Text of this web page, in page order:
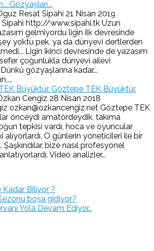
Gözyaşları...
Resat Sipahi 21 Nisan 2019
http://www.sipahi.tk Uzun
gelmiyordu ligin ilk devresinde
yoktu pek, ya da dünyevi dertlerden
Ligin ikinci devresinde de yazasım
çoğunlukla dünyevi ailevi
gözyaşlarına kadar...
Göztepe TEK Büyüktür.
Cengiz 28 Nisan 2018
ozkan@ozkancengiz.net Göztepe TEK
önceydi amatördeydik, takıma
tepkisi vardı, hoca ve oyuncular
alıyorlardı. O günlerin yöneticileri ile bir
bize nasıl profesyonel
anlatıyorlardı. Video analizler...
Kadar Biliyor ?
boşa gidiyor?
Yola Devam Ediyor…